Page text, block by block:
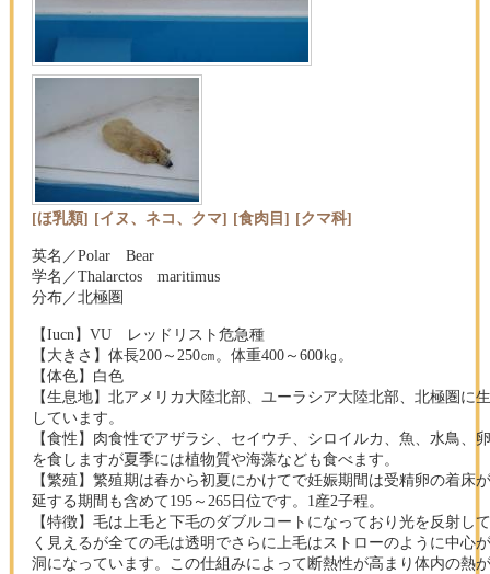
[ほ乳類] [イヌ、ネコ、クマ] [食肉目] [クマ科]
英名／Polar Bear
学名／Thalarctos maritimus
分布／北極圏
【Iucn】VU レッドリスト危急種
【大きさ】体長200～250㎝。体重400～600㎏。
【体色】白色
【生息地】北アメリカ大陸北部、ユーラシア大陸北部、北極圏に
しています。
【食性】肉食性でアザラシ、セイウチ、シロイルカ、魚、水鳥、
を食しますが夏季には植物質や海藻なども食べます。
【繁殖】繁殖期は春から初夏にかけてで妊娠期間は受精卵の着床
延する期間も含めて195～265日位です。1産2子程。
【特徴】毛は上毛と下毛のダブルコートになっており光を反射し
く見えるが全ての毛は透明でさらに上毛はストローのように中心
洞になっています。この仕組みによって断熱性が高まり体内の熱